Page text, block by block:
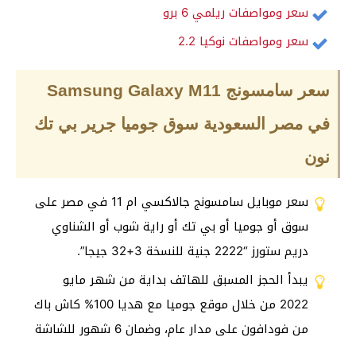
سعر ومواصفات ريلمي 6 برو
سعر ومواصفات نوكيا 2.2
سعر سامسونج Samsung Galaxy M11
في مصر السعودية سوق جوميا جرير بي تك
نون
سعر موبايل سامسونج جالاكسي ام 11 في مصر على
سوق أو جوميا أو بي تك أو راية شوب أو الشناوي
دريم ستورز “2222 جنية للنسخة 3+32 جيجا”.
يبدأ الحجز المسبق للهاتف بداية من شهر مايو
2022 من خلال موقع جوميا مع هديا 100% كاش باك
من فودافون على مدار عام، وضمان 6 شهور للشاشة